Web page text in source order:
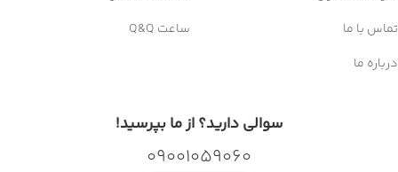
تماس با ما
درباره ما
ساعت Q&Q
سوالی دارید؟ از ما بپرسید!
09001059060